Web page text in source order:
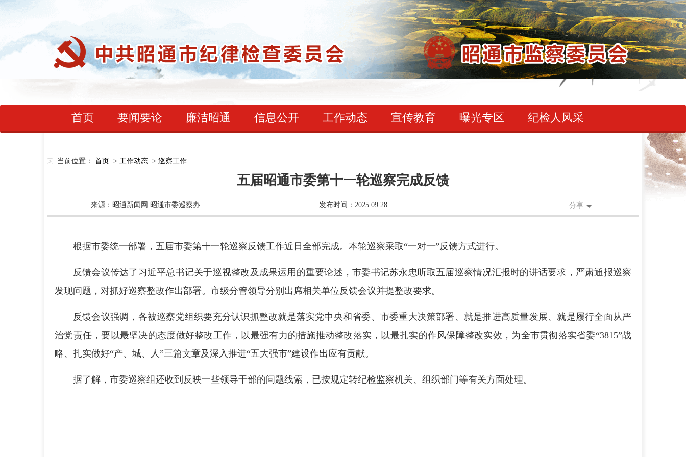
首页 要闻要论 廉洁昭通 信息公开 工作动态 宣传教育 曝光专区 纪检人风采
当前位置： 首页 > 工作动态 > 巡察工作
五届昭通市委第十一轮巡察完成反馈
来源：昭通新闻网 昭通市委巡察办 发布时间：2025.09.28 分享
根据市委统一部署，五届市委第十一轮巡察反馈工作近日全部完成。本轮巡察采取“一对一”反馈方式进行。
反馈会议传达了习近平总书记关于巡视整改及成果运用的重要论述，市委书记苏永忠听取五届巡察情况汇报时的讲话要求，严肃通报巡察
发现问题，对抓好巡察整改作出部署。市级分管领导分别出席相关单位反馈会议并提整改要求。
反馈会议强调，各被巡察党组织要充分认识抓整改就是落实党中央和省委、市委重大决策部署、就是推进高质量发展、就是履行全面从严
治党责任，要以最坚决的态度做好整改工作，以最强有力的措施推动整改落实，以最扎实的作风保障整改实效，为全市贯彻落实省委“3815”战
略、扎实做好“产、城、人”三篇文章及深入推进“五大强市”建设作出应有贡献。
据了解，市委巡察组还收到反映一些领导干部的问题线索，已按规定转纪检监察机关、组织部门等有关方面处理。